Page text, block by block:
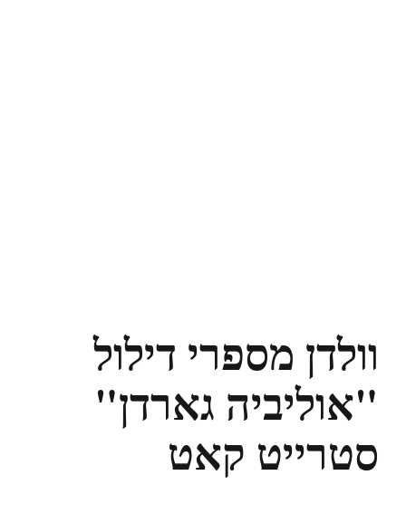
וולדן מספרי דילול
"אוליביה גארדן"
סטרייט קאט